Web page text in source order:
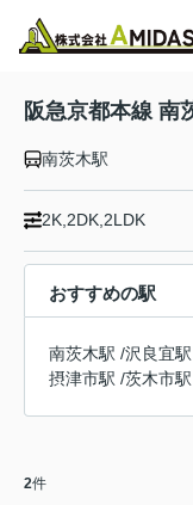
阪急京都本線 南
南茨木駅
2K,2DK,2LDK
おすすめの駅
南茨木駅 /沢良宜駅
摂津市駅 /茨木市駅
2件